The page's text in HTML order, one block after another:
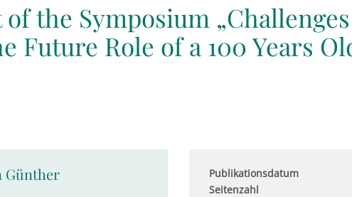
the Symposium
Future Role of a 100 Years
Günther Publikationsdatum
Seitenzahl